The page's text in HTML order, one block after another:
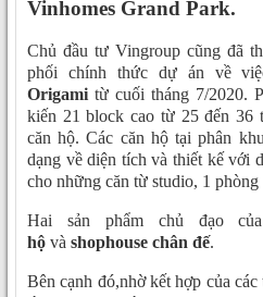
Vinhomes Grand Park.
Chủ đầu tư Vingroup cũng đã
phối chính thức dự án về
Origami từ cuối tháng 7/2020.
kiến 21 block cao từ 25 đến 36
căn hộ. Các căn hộ tại phân
dạng về diện tích và thiết kế với
cho những căn từ studio, 1
Hai sản phẩm chủ đạo
hộ và shophouse chân đế.
Bên cạnh đó,nhờ kết hợp của